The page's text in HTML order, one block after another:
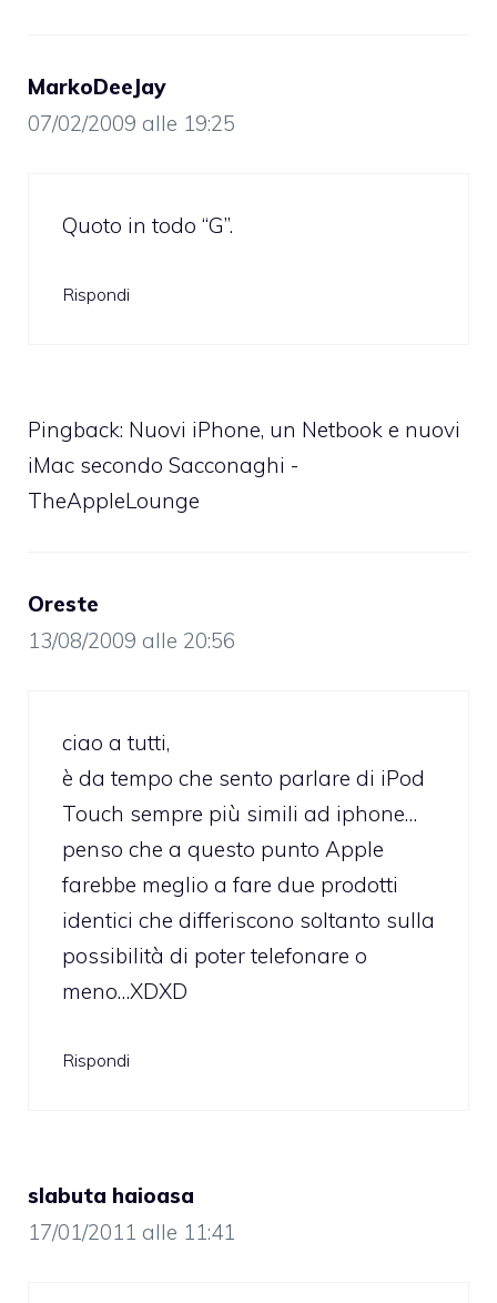
MarkoDeeJay
07/02/2009 alle 19:25
Quoto in todo “G”.
Rispondi
Pingback: Nuovi iPhone, un Netbook e nuovi
iMac secondo Sacconaghi -
TheAppleLounge
Oreste
13/08/2009 alle 20:56
ciao a tutti,
è da tempo che sento parlare di iPod
Touch sempre più simili ad iphone…
penso che a questo punto Apple
farebbe meglio a fare due prodotti
identici che differiscono soltanto sulla
possibilità di poter telefonare o
meno…XDXD
Rispondi
slabuta haioasa
17/01/2011 alle 11:41